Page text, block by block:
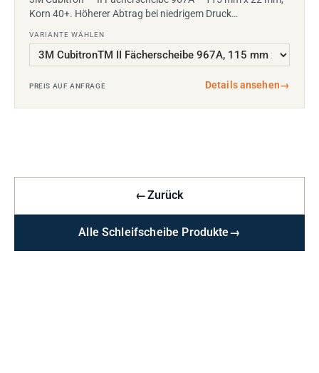
Korn 40+. Höherer Abtrag bei niedrigem Druck…
VARIANTE WÄHLEN
PREIS AUF ANFRAGE Details ansehen→
←Zurück
Alle Schleifscheibe Produkte→